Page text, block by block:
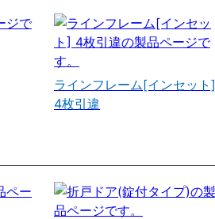
ラインフレーム[インセット]
4枚引違